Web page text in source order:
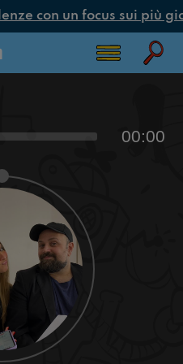
con un focus sui più
00:00